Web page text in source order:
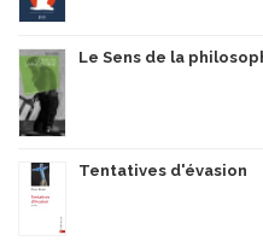
Le Sens de la
Tentatives d'évasion